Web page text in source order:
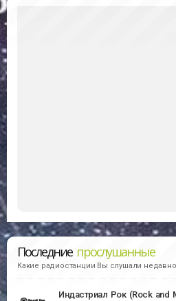
Последние прослушанные
Какие радиостанции Вы слушали недавно